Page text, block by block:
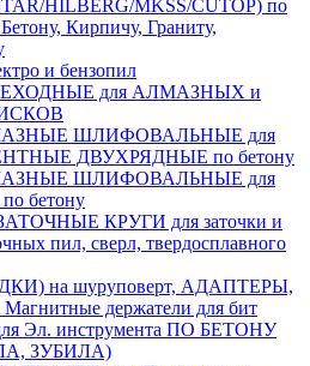
HILBERG/MKSS/CUTOP) по
Кирпичу, Граниту,
и бензопил
для АЛМАЗНЫХ и
ШЛИФОВАЛЬНЫЕ для
ДВУХРЯДНЫЕ по бетону
ШЛИФОВАЛЬНЫЕ для
бетону
КРУГИ для заточки и
пил, сверл, твердосплавного
на шуруповерт, АДАПТЕРЫ,
держатели для бит
Эл. инструмента ПО БЕТОНУ
ЗУБИЛА)